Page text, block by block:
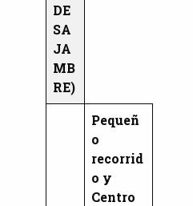
DE
SA
JA
MB
RE)
Pequeñ
o
recorrid
o y
Centro